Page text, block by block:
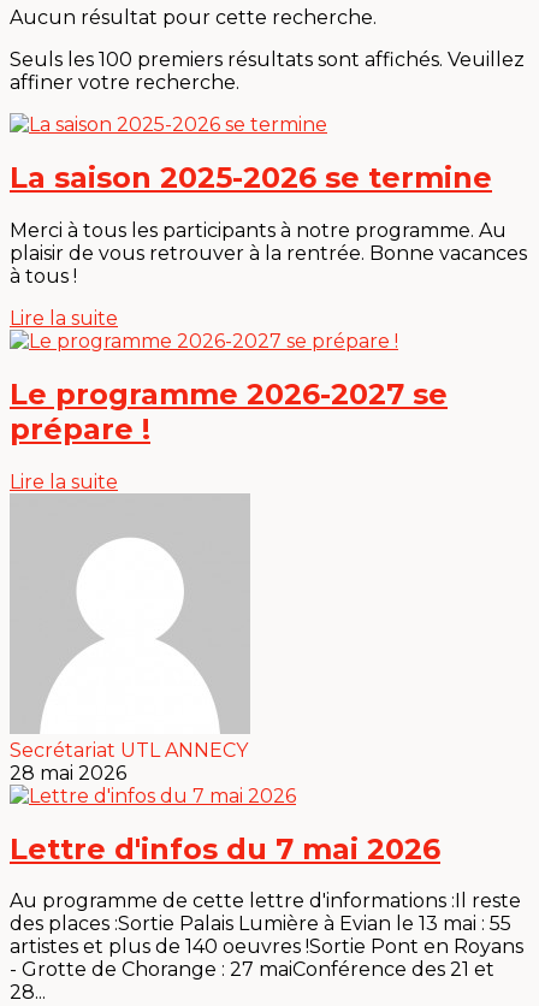
Aucun résultat pour cette recherche.
Seuls les 100 premiers résultats sont affichés. Veuillez
affiner votre recherche.
La saison 2025-2026 se termine
Merci à tous les participants à notre programme. Au
plaisir de vous retrouver à la rentrée. Bonne vacances
à tous !
Lire la suite
Le programme 2026-2027 se
prépare !
Lire la suite
Secrétariat UTL ANNECY
28 mai 2026
Lettre d'infos du 7 mai 2026
Au programme de cette lettre d'informations :Il reste
des places :Sortie Palais Lumière à Evian le 13 mai : 55
artistes et plus de 140 oeuvres !Sortie Pont en Royans
- Grotte de Chorange : 27 maiConférence des 21 et
28...